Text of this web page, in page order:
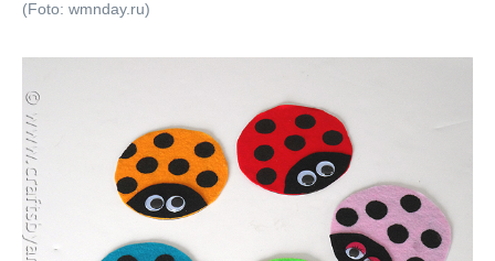
(Foto: wmnday.ru)